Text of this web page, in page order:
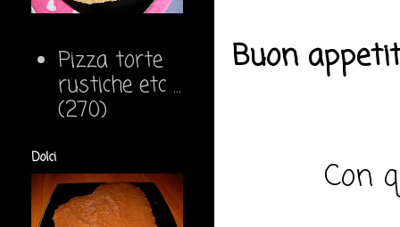
Buon
Con
Pizza torte
rustiche etc ...
(270)
Dolci